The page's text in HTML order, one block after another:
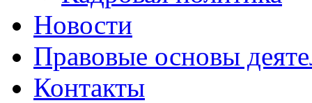
Новости
Правовые основы
Контакты